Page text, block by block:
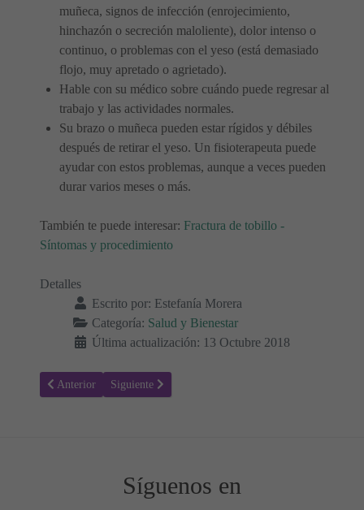
muñeca, signos de infección (enrojecimiento,
hinchazón o secreción maloliente), dolor intenso o
continuo, o problemas con el yeso (está demasiado
flojo, muy apretado o agrietado).
Hable con su médico sobre cuándo puede regresar al
trabajo y las actividades normales.
Su brazo o muñeca pueden estar rígidos y débiles
después de retirar el yeso. Un fisioterapeuta puede
ayudar con estos problemas, aunque a veces pueden
durar varios meses o más.
También te puede interesar: Fractura de tobillo -
Síntomas y procedimiento
Detalles
Escrito por: Estefanía Morera
Categoría: Salud y Bienestar
Última actualización: 13 Octubre 2018
Artículo anterior: Bronquiectasias - Síntomas y procedimiento
Anterior Artículo siguiente: Fractura de tobillo - Síntomas y
Siguiente
Síguenos en